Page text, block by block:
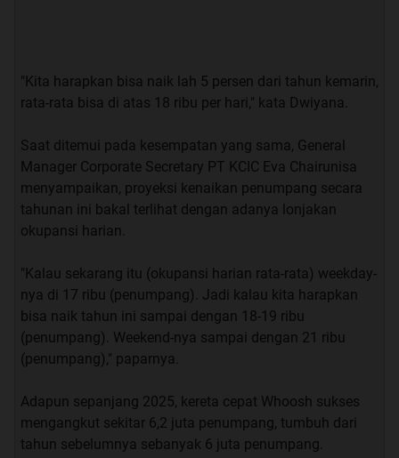
"Kita harapkan bisa naik lah 5 persen dari tahun kemarin,
rata-rata bisa di atas 18 ribu per hari," kata Dwiyana.
Saat ditemui pada kesempatan yang sama, General
Manager Corporate Secretary PT KCIC Eva Chairunisa
menyampaikan, proyeksi kenaikan penumpang secara
tahunan ini bakal terlihat dengan adanya lonjakan
okupansi harian.
"Kalau sekarang itu (okupansi harian rata-rata) weekday-
nya di 17 ribu (penumpang). Jadi kalau kita harapkan
bisa naik tahun ini sampai dengan 18-19 ribu
(penumpang). Weekend-nya sampai dengan 21 ribu
(penumpang)," paparnya.
Adapun sepanjang 2025, kereta cepat Whoosh sukses
mengangkut sekitar 6,2 juta penumpang, tumbuh dari
tahun sebelumnya sebanyak 6 juta penumpang.